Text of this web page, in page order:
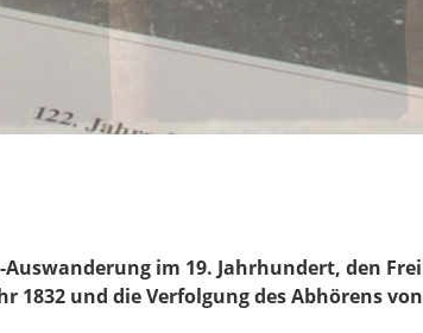
im 19. Jahrhundert, den
und die Verfolgung des Abhörens